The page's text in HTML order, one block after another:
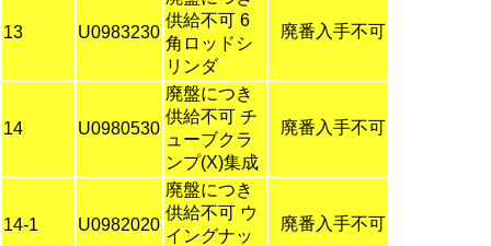
13 U0983230
供給不可 6
角ロッドシ
リンダ
廃番入手不可
14 U0980530
廃盤につき
供給不可 チ
ューブクラ
ンプ(X)集成
廃番入手不可
14-1 U0982020
廃盤につき
供給不可 ウ
イングナッ
廃番入手不可